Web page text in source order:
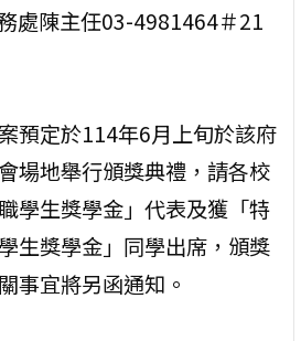
處陳主任03-4981464＃21
預定於114年6月上旬於該府
場地舉行頒獎典禮，請各校
學生獎學金」代表及獲「特
生獎學金」同學出席，頒獎
事宜將另函通知。